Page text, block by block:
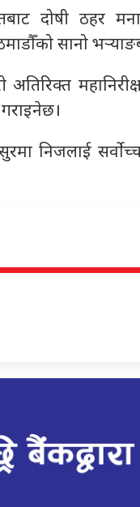
दोषी ठहर
सानो
अतिरिक्त
निजलाई